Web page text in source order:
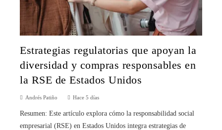
Estrategias regulatorias que apoyan la
diversidad y compras responsables en
la RSE de Estados Unidos
Andrés Patiño Hace 5 días
Resumen: Este artículo explora cómo la responsabilidad social
empresarial (RSE) en Estados Unidos integra estrategias de